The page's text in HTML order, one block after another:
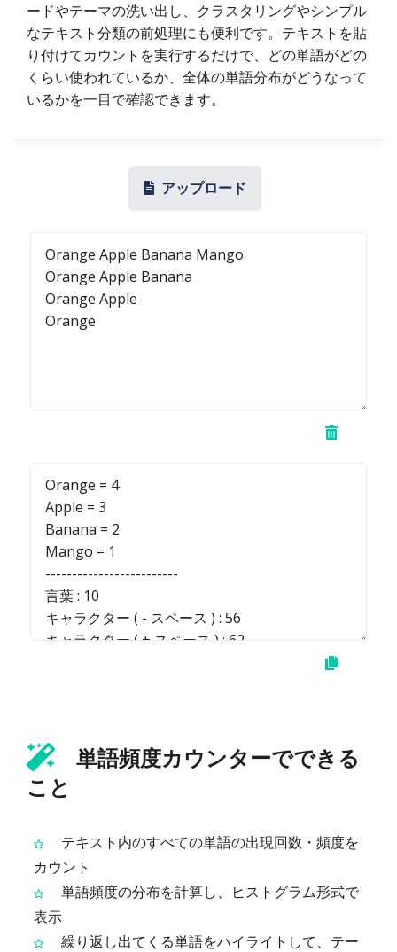
ードやテーマの洗い出し、クラスタリングやシンプル
なテキスト分類の前処理にも便利です。テキストを貼
り付けてカウントを実行するだけで、どの単語がどの
くらい使われているか、全体の単語分布がどうなって
いるかを一目で確認できます。
アップロード
単語頻度カウンターでできる
こと
テキスト内のすべての単語の出現回数・頻度を
カウント
単語頻度の分布を計算し、ヒストグラム形式で
表示
繰り返し出てくる単語をハイライトして、テー